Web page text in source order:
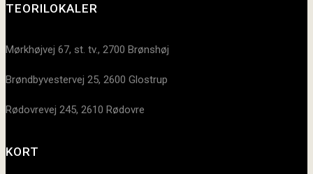
TEORILOKALER
Mørkhøjvej 67, st. tv., 2700 Brønshøj
Brøndbyvestervej 25, 2600 Glostrup
Rødovrevej 245, 2610 Rødovre
KORT